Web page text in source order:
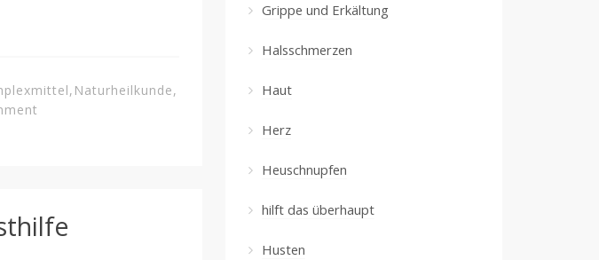
, Naturheilkunde,
Grippe und Erkältung
Halsschmerzen
Haut
Herz
Heuschnupfen
hilft das überhaupt
Husten